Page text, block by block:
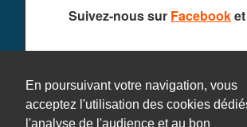
En poursuivant votre navigation, vous
acceptez l'utilisation des cookies
l'analyse de l'audience et au bon
Suivez-nous sur Facebooket
Contact